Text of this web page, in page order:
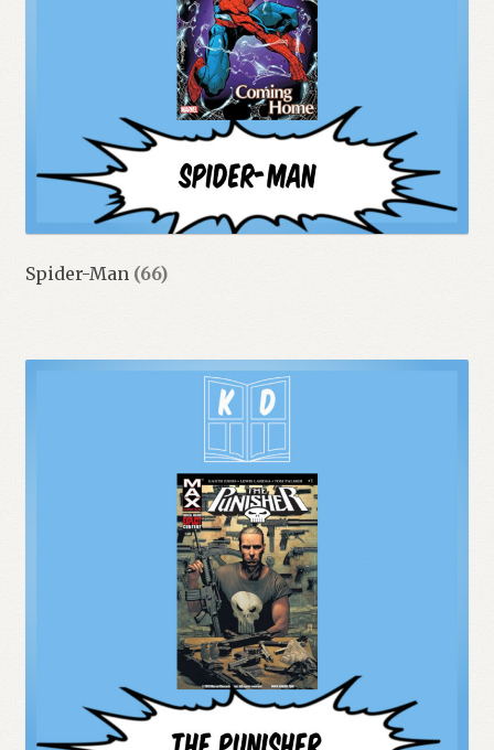
Spider-Man (66)